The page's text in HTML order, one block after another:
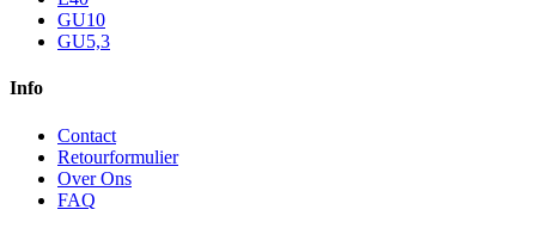
GU10
GU5,3
Info
Contact
Retourformulier
Over Ons
FAQ